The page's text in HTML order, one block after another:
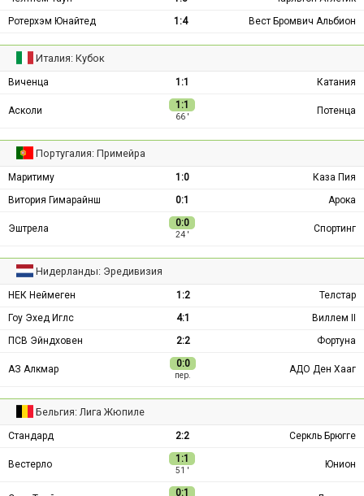
Ротерхэм Юнайтед
1:4 Вест Бромвич Альбион
Италия: Кубок
Виченца 1:1 Катания
Асколи 1:1
66 ′
Потенца
Португалия: Примейра
Маритиму 1:0
Каза Пия
Витория Гимарайнш
0:1 Арока
Эштрела 0:0
24 ′
Спортинг
Нидерланды: Эредивизия
НЕК Неймеген 1:2
Телстар
Гоу Эхед Иглс
4:1
Виллем II
ПСВ Эйндховен
2:2 Фортуна
АЗ Алкмар 0:0
пер.
АДО Ден Хааг
Бельгия: Лига Жюпиле
Стандард 2:2 Серкль Брюгге
Вестерло 1:1
51 ′
Юнион
0:1